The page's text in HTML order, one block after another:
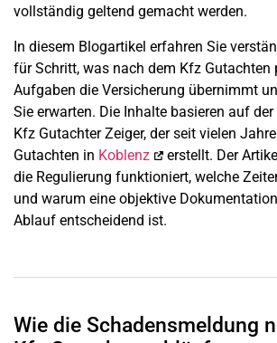
vollständig geltend gemacht werden.
In diesem Blogartikel erfahren Sie
für Schritt, was nach dem Kfz Gutachten
Aufgaben die Versicherung übernimmt
Sie erwarten. Die Inhalte basieren auf
Kfz Gutachter Zeiger, der seit vielen
Gutachten in Koblenz
erstellt. Der
die Regulierung funktioniert, welche
und warum eine objektive
Ablauf entscheidend ist.
Wie die Schadensmeldung